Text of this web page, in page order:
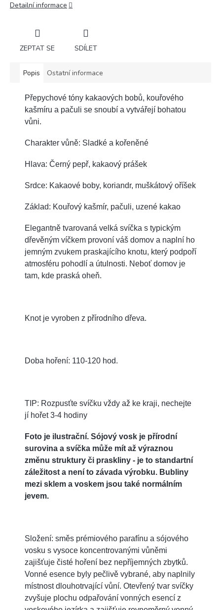
Detailní informace
ZEPTAT SE SDÍLET
Popis Ostatní informace
Přepychové tóny kakaových bobů, kouřového
kašmíru a pačuli se snoubí a vytvářejí bohatou
vůni.
Charakter vůně: Sladké a kořeněné
Hlava: Černý pepř, kakaový prášek
Srdce: Kakaové boby, koriandr, muškátový oříšek
Základ: Kouřový kašmír, pačuli, uzené kakao
Elegantně tvarovaná velká svíčka s typickým
dřevěným víčkem provoní váš domov a naplní ho
jemným zvukem praskajícího knotu, který podpoří
atmosféru pohodlí a útulnosti. Neboť domov je
tam, kde praská oheň.
Knot je vyroben z přírodního dřeva.
Doba hoření: 110-120 hod.
TIP: Rozpusťte svíčku vždy až ke kraji, nechejte
jí hořet 3-4 hodiny
Foto je ilustrační. Sójový vosk je přírodní
surovina a svíčka může mít až výraznou
změnu struktury či praskliny - je to standartní
záležitost a není to závada výrobku. Bubliny
mezi sklem a voskem jsou také normálním
jevem.
Složení: směs prémiového parafínu a sójového
vosku s vysoce koncentrovanými vůněmi
zajišťuje čisté hoření bez nepříjemných zbytků.
Vonné esence byly pečlivě vybrané, aby naplnily
místnost dlouhotrvající vůní. Otevřený tvar svíčky
zvyšuje plochu odpařování vonných esencí z